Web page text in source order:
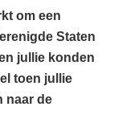
om een
Staten
jullie konden
toen jullie
naar de